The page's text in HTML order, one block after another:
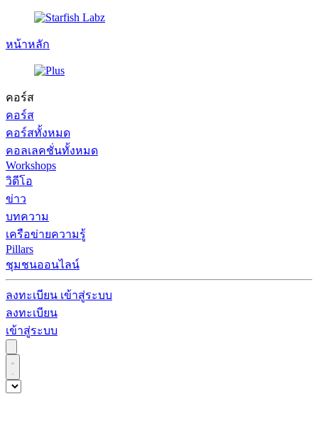
หน้าหลัก
คอร์ส
คอร์ส
คอร์สทั้งหมด
คอลเลคชั่นทั้งหมด
Workshops
วิดีโอ
ข่าว
บทความ
เครือข่ายความรู้
Pillars
ชุมชนออนไลน์
ลงทะเบียน เข้าสู่ระบบ
ลงทะเบียน
เข้าสู่ระบบ